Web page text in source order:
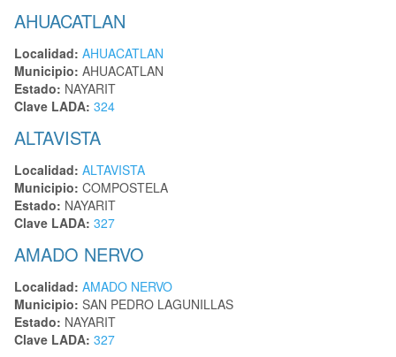
AHUACATLAN
Localidad: AHUACATLAN
Municipio: AHUACATLAN
Estado: NAYARIT
Clave LADA: 324
ALTAVISTA
Localidad: ALTAVISTA
Municipio: COMPOSTELA
Estado: NAYARIT
Clave LADA: 327
AMADO NERVO
Localidad: AMADO NERVO
Municipio: SAN PEDRO LAGUNILLAS
Estado: NAYARIT
Clave LADA: 327